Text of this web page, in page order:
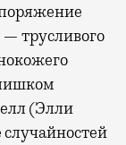
— трусливого
(Элли
случайностей